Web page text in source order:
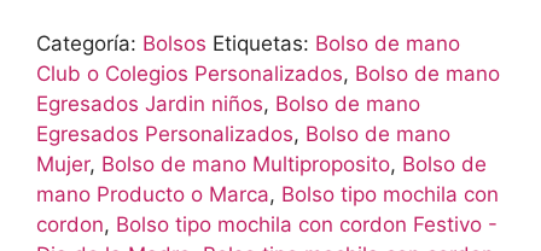
Categoría: Bolsos Etiquetas: Bolso de mano
Club o Colegios Personalizados, Bolso de mano
Egresados Jardin niños, Bolso de mano
Egresados Personalizados, Bolso de mano
Mujer, Bolso de mano Multiproposito, Bolso de
mano Producto o Marca, Bolso tipo mochila con
cordon, Bolso tipo mochila con cordon Festivo -